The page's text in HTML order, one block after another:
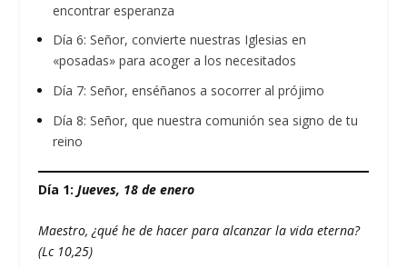
encontrar esperanza
Día 6: Señor, convierte nuestras Iglesias en
«posadas» para acoger a los necesitados
Día 7: Señor, enséñanos a socorrer al prójimo
Día 8: Señor, que nuestra comunión sea signo de tu
reino
Día 1: Jueves, 18 de enero
Maestro, ¿qué he de hacer para alcanzar la vida eterna?
(Lc 10,25)